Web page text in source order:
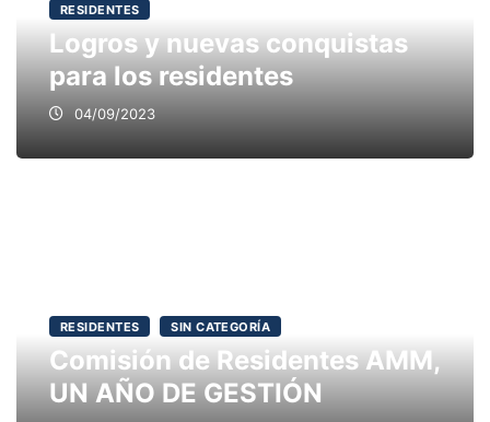
RESIDENTES
Logros y nuevas conquistas
para los residentes
04/09/2023
RESIDENTES SIN CATEGORÍA
Comisión de Residentes AMM,
UN AÑO DE GESTIÓN